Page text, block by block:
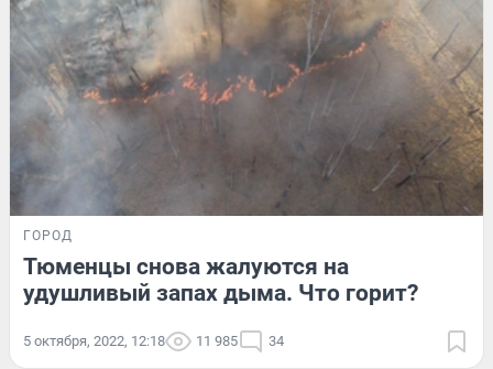
ГОРОД
Тюменцы снова жалуются на
удушливый запах дыма. Что горит?
5 октября, 2022, 12:18 11 985 34